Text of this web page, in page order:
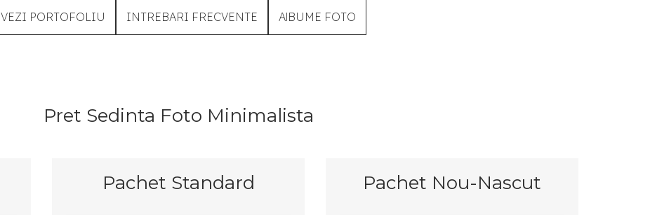
VEZI PORTOFOLIU INTREBARI FRECVENTE AlBUME FOTO
Pret Sedinta Foto Minimalista
Pachet Standard Pachet Nou-Nascut